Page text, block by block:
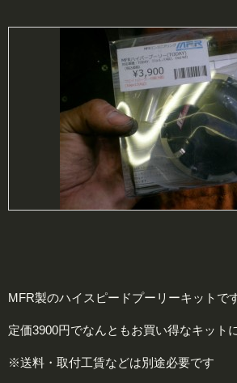
MFR製のハイスピードプーリーキットで
定価3900円でなんともお買い得なキット
※送料・取付工賃などは別途必要です